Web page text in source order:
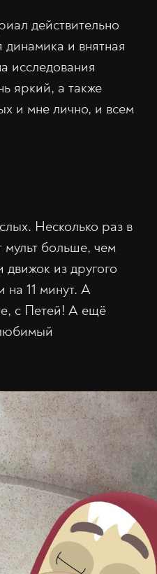
действительно
динамика и внятная
исследования
яркий, а также
и мне лично, и всем
Несколько раз в
мульт больше, чем
из другого
11 минут. А
с Петей! А ещё